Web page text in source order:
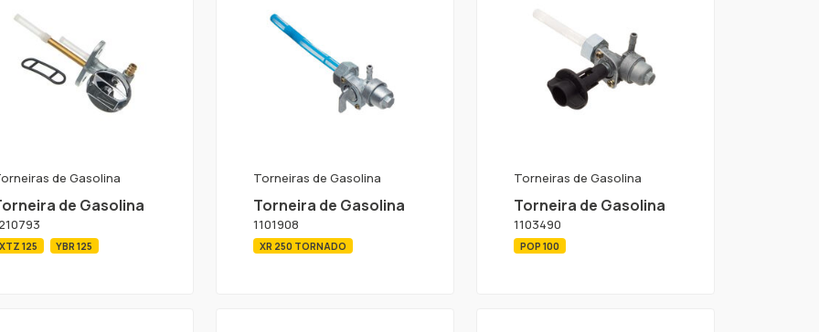
de Gasolina
de Gasolina
125 YBR 125
Torneiras de Gasolina
Torneira de Gasolina
1101908
XR 250 TORNADO
Torneiras de Gasolina
Torneira de Gasolina
1103490
POP 100